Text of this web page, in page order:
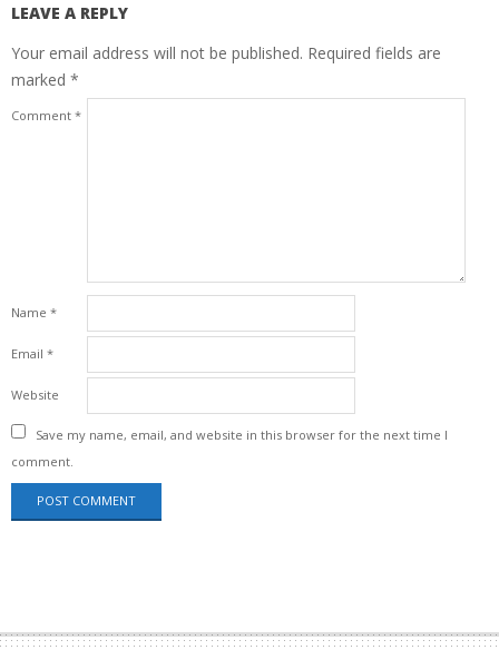
LEAVE A REPLY
Your email address will not be published. Required fields are
marked *
Comment *
Name *
Email *
Website
Save my name, email, and website in this browser for the next time I
comment.